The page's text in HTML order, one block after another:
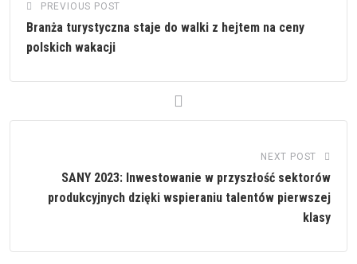
PREVIOUS POST
Branża turystyczna staje do walki z hejtem na ceny
polskich wakacji
NEXT POST
SANY 2023: Inwestowanie w przyszłość sektorów
produkcyjnych dzięki wspieraniu talentów pierwszej
klasy